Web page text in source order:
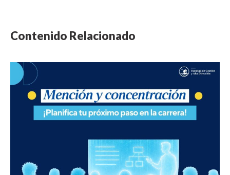
Contenido Relacionado
NOTICIA